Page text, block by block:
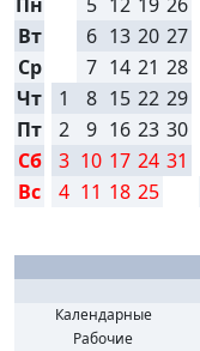
Вт
6 13 20 27
Ср
7 14 21 28
Чт
1 8 15 22 29
Пт
2 9 16 23 30
Сб
3 10 17 24 31
Вс
4 11 18 25
Календарные
Рабочие